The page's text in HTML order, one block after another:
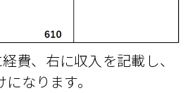
費、右に収入を記載し、
なります。